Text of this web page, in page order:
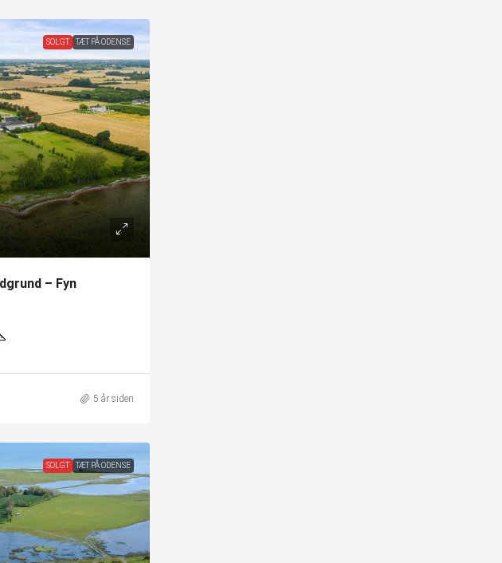
SOLGT TÆT PÅ ODENSE
– Fyn
5 år siden
SOLGT TÆT PÅ ODENSE